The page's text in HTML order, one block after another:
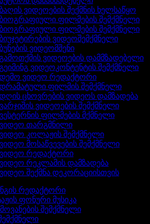
ვიდეოების შექმნის ხელსაწყო
ფილმების შემქმნელი
ფილმების შემქმნელი
ვიდეოშემქმნელი
ვიდეომშენი
ვიდეოების დამმზადებელი
ვიდეოკონტენტის შემქმნელი
ვიდეო რედაქტორი
ფილმის შემქმნელი
ცხოვრების ვიდეოს დამზადება
ვიდეოების შემქმნელი
ფილმების მქმნელი
თარგმნილი
კოლაჟის შემქმნელი
მოსაწვევების შემქმნელი
რედაქტორი
რეკლამის დამზადება
შექმნა დეკორაციისთვის
რედაქტორი
ფონური მუსიკა
შემქმნელი